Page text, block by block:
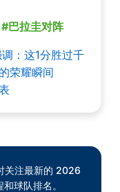
#巴拉圭对阵
：这1分胜过千
荣耀瞬间
关注最新的 2026
球队排名。